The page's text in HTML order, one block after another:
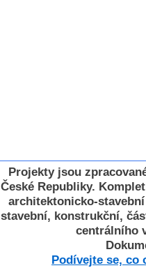
Projekty jsou
České Republiky.
architektonicko-
stavební, konstrukční,
centrálního
Podívejte se, co